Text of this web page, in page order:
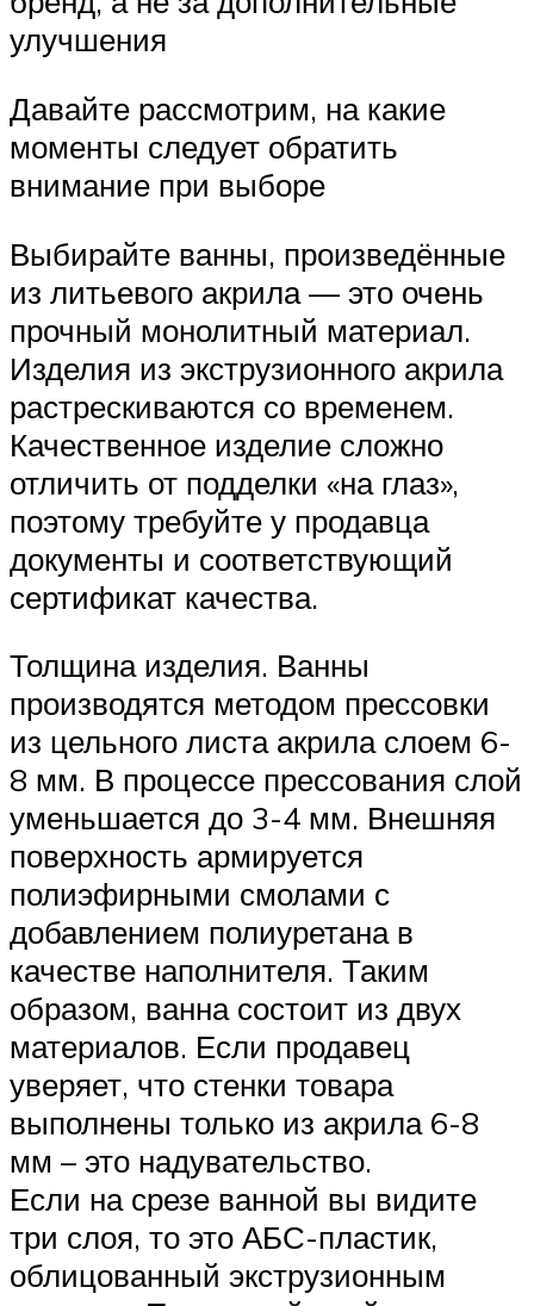
улучшения
Давайте рассмотрим, на какие
моменты следует обратить
внимание при выборе
Выбирайте ванны, произведённые
из литьевого акрила — это очень
прочный монолитный материал.
Изделия из экструзионного акрила
растрескиваются со временем.
Качественное изделие сложно
отличить от подделки «на глаз»,
поэтому требуйте у продавца
документы и соответствующий
сертификат качества.
Толщина изделия. Ванны
производятся методом прессовки
из цельного листа акрила слоем 6-
8 мм. В процессе прессования слой
уменьшается до 3-4 мм. Внешняя
поверхность армируется
полиэфирными смолами с
добавлением полиуретана в
качестве наполнителя. Таким
образом, ванна состоит из двух
материалов. Если продавец
уверяет, что стенки товара
выполнены только из акрила 6-8
мм – это надувательство.
Если на срезе ванной вы видите
три слоя, то это АБС-пластик,
облицованный экструзионным